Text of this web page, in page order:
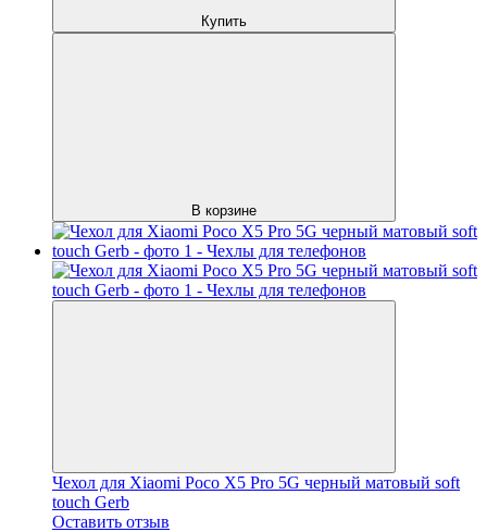
Купить
В корзине
Чехол для Xiaomi Poco X5 Pro 5G черный матовый soft
touch Gerb
Оставить отзыв